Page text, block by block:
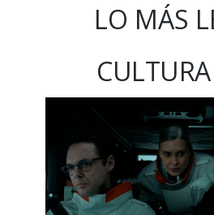
LO MÁS